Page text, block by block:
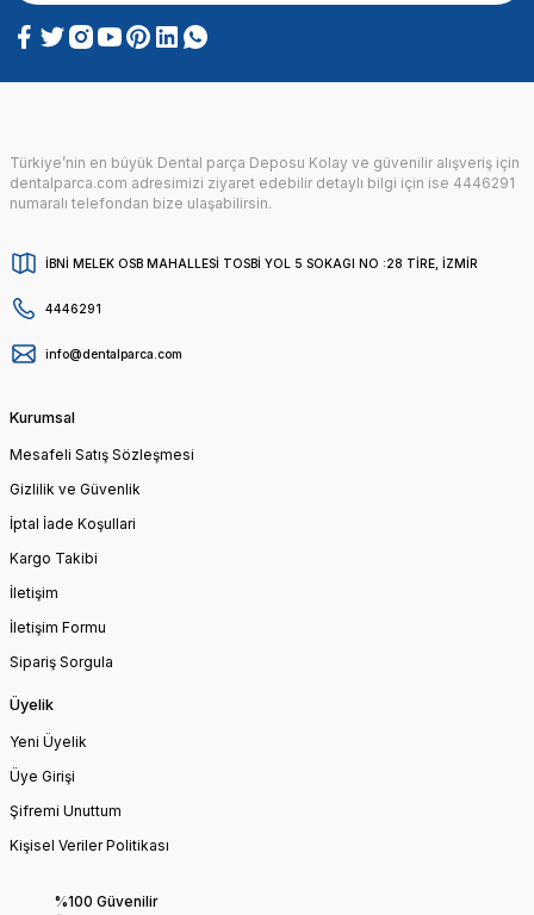
Türkiye’nin en büyük Dental parça Deposu Kolay ve güvenilir alışveriş için
dentalparca.com adresimizi ziyaret edebilir detaylı bilgi için ise 4446291
numaralı telefondan bize ulaşabilirsin.
İBNİ MELEK OSB MAHALLESİ TOSBİ YOL 5 SOKAGI NO :28 TİRE, İZMİR
4446291
info@dentalparca.com
Kurumsal
Mesafeli Satış Sözleşmesi
Gizlilik ve Güvenlik
İptal İade Koşullari
Kargo Takibi
İletişim
İletişim Formu
Sipariş Sorgula
Üyelik
Yeni Üyelik
Üye Girişi
Şifremi Unuttum
Kişisel Veriler Politikası
%100 Güvenilir